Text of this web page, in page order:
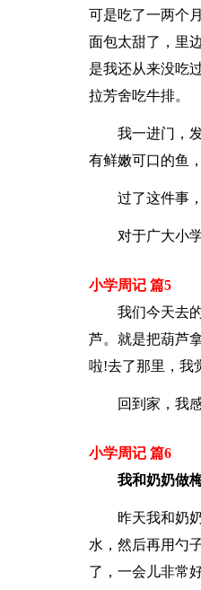
可是吃了一两个
面包太甜了，里
是我还从来没吃
拉芳舍吃牛排。
我一进门，
有鲜嫩可口的鱼
过了这件事
对于广大小
小学周记 篇5
我们今天去
芦。就是把葫芦
啦!去了那里，我
回到家，我
小学周记 篇6
我和奶奶做
昨天我和奶
水，然后再用勺
了，一会儿非常